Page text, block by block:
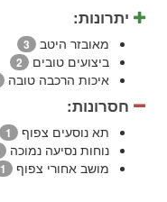
יתרונות:
מאובזר היטב 3
ביצועים טובים 2
איכות הרכבה טובה
חסרונות:
תא נוסעים צפוף 1
נוחות נסיעה נמוכה
מושב אחורי צפוף 1